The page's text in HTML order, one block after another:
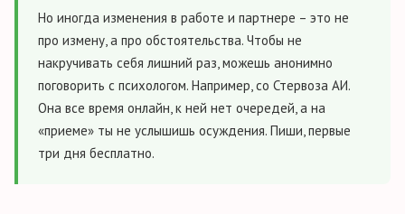
Но иногда изменения в работе и партнере – это не
про измену, а про обстоятельства. Чтобы не
накручивать себя лишний раз, можешь анонимно
поговорить с психологом. Например, со Стервоза АИ.
Она все время онлайн, к ней нет очередей, а на
«приеме» ты не услышишь осуждения. Пиши, первые
три дня бесплатно.